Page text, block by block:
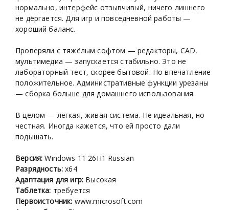
нормально, интерфейс отзывчивый, ничего лишнего
не дёргается. Для игр и повседневной работы —
хороший баланс.
Проверяли с тяжёлым софтом — редакторы, CAD,
мультимедиа — запускается стабильно. Это не
лабораторный тест, скорее бытовой. Но впечатление
положительное. Административные функции урезаны
— сборка больше для домашнего использования.
В целом — лёгкая, живая система. Не идеальная, но
честная. Иногда кажется, что ей просто дали
подышать.
Версия: Windows 11 26H1 Russian
Разрядность: х64
Адаптация для игр: Высокая
Таблетка: требуется
Первоисточник: www.microsoft.com